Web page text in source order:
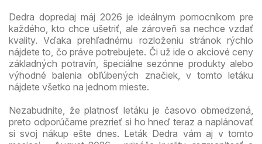
Dedra dopredaj máj 2026 je ideálnym pomocníkom pre
každého, kto chce ušetriť, ale zároveň sa nechce vzdať
kvality. Vďaka prehľadnému rozloženiu stránok rýchlo
nájdete to, čo práve potrebujete. Či už ide o akciové ceny
základných potravín, špeciálne sezónne produkty alebo
výhodné balenia obľúbených značiek, v tomto letáku
nájdete všetko na jednom mieste.
Nezabudnite, že platnosť letáku je časovo obmedzená,
preto odporúčame prezrieť si ho hneď teraz a naplánovať
si svoj nákup ešte dnes. Leták Dedra vám aj v tomto